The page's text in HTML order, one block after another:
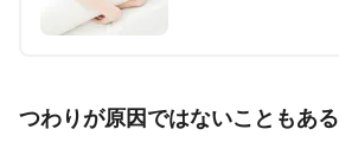
つわりが原因ではないこともある